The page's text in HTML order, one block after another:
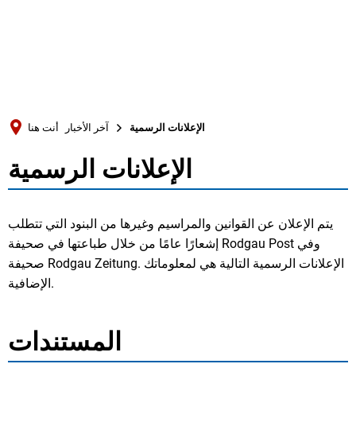
Deutsch MENÜ
أنت هنا آخر الأخبار الإعلانات الرسمية
الإعلانات
الإعلانات الرسمية
يتم الإعلان عن القوانين والمراسيم وغيرها من البنود التي تتطلب
إشعارًا عامًا من خلال طباعتها في صحيفة Rodgau Post وفي
صحيفة Rodgau Zeitung. الإعلانات الرسمية التالية هي لمعلوماتك
الإضافية.
المستندات